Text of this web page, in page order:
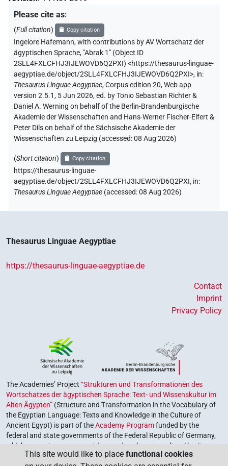
Please cite as:
(Full citation) Copy citation
Ingelore Hafemann,with contributions byAV Wortschatz der
ägyptischen Sprache, "Abrak 1" (Object ID
2SLL4FXLCFHJ3IJEWOVD6Q2PXI) <https://thesaurus-linguae-
aegyptiae.de/object/2SLL4FXLCFHJ3IJEWOVD6Q2PXI>, in:
Thesaurus Linguae Aegyptiae,Corpus edition 20, Web app
version 2.5.1, 5 Jun 2026, ed. by Tonio Sebastian Richter &
Daniel A. Werning on behalf of the Berlin-Brandenburgische
Akademie der Wissenschaften and Hans-Werner Fischer-Elfert &
Peter Dils on behalf of the Sächsische Akademie der
Wissenschaften zu Leipzig (accessed:08 Aug 2026)
(Short citation) Copy citation
https://thesaurus-linguae-
aegyptiae.de/object/2SLL4FXLCFHJ3IJEWOVD6Q2PXI, in:
Thesaurus Linguae Aegyptiae (accessed:08 Aug 2026)
Thesaurus Linguae Aegyptiae
https://thesaurus-linguae-aegyptiae.de
Contact
Imprint
Privacy Policy
The Academies’ Project “Strukturen und Transformationen des
Wortschatzes der ägyptischen Sprache: Text- und Wissenskultur im
Alten Ägypten” (Structure and Transformation in the Vocabulary of
the Egyptian Language: Texts and Knowledge in the Culture of
Ancient Egypt) is part of theAcademy Programfunded by the
federal and state governments of the Federal Republic of Germany,
which serves to preserve, retrieve and explore our cultural heritage.
The program is coordinated by theUnion of the German Academies
This site would like to place functional cookies